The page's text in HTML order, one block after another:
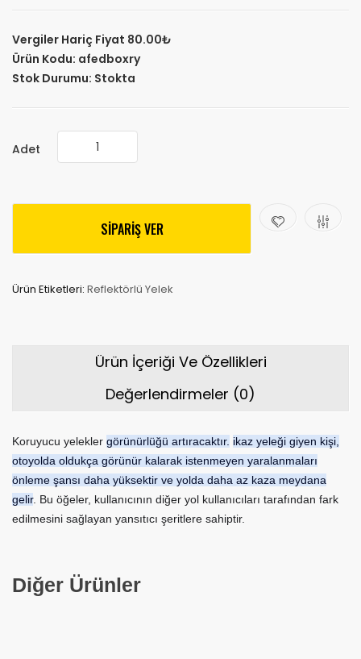
Vergiler Hariç Fiyat 80.00₺
Ürün Kodu: afedboxry
Stok Durumu: Stokta
Adet
SİPARİŞ VER
Ürün Etiketleri: Reflektörlü Yelek
Ürün İçeriği Ve Özellikleri
Değerlendirmeler (0)
Koruyucu yelekler görünürlüğü artıracaktır. ikaz yeleği giyen kişi,
otoyolda oldukça görünür kalarak istenmeyen yaralanmaları
önleme şansı daha yüksektir ve yolda daha az kaza meydana
gelir. Bu öğeler, kullanıcının diğer yol kullanıcıları tarafından fark
edilmesini sağlayan yansıtıcı şeritlere sahiptir.
Diğer Ürünler